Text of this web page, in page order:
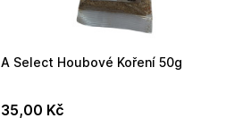
A Select Houbové Koření 50g
35,00 Kč